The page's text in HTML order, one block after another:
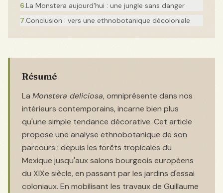
6.La Monstera aujourd'hui : une jungle sans danger
7.Conclusion : vers une ethnobotanique décoloniale
Résumé
La Monstera deliciosa, omniprésente dans nos
intérieurs contemporains, incarne bien plus
qu'une simple tendance décorative. Cet article
propose une analyse ethnobotanique de son
parcours : depuis les forêts tropicales du
Mexique jusqu'aux salons bourgeois européens
du XIXe siècle, en passant par les jardins d'essai
coloniaux. En mobilisant les travaux de Guillaume